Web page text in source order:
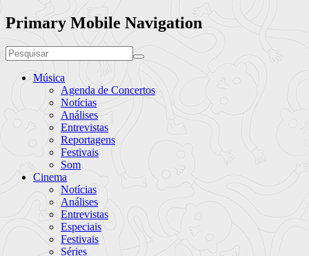
Primary Mobile Navigation
Música
Agenda de Concertos
Notícias
Análises
Entrevistas
Reportagens
Festivais
Som
Cinema
Notícias
Análises
Entrevistas
Especiais
Festivais
Séries